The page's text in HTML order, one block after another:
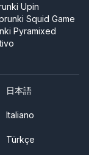
Upin
Squid Game
Pyramixed
日本語
Italiano
Türkçe